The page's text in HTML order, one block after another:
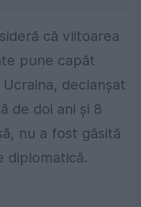
că viitoarea
pune capăt
declanșat
de doi ani și 8
nu a fost găsită
diplomatică.